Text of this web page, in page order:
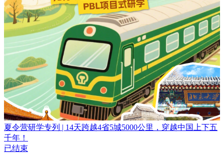
夏令营研学专列 | 14天跨越4省5城5000公里，穿越中国上下五
千年！
已结束